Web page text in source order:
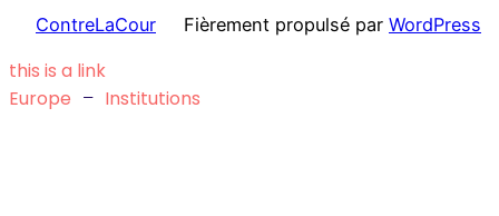
ContreLaCour Fièrement propulsé par WordPress
this is a link
Europe – Institutions